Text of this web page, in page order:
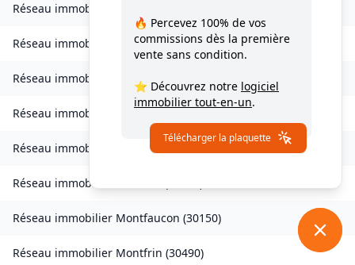
Réseau immobilier
Réseau immobilier Méjannes-le-Clap(30430)
Réseau immobilier Meyrannes
Réseau immobilier
Réseau immobilier (30340
Réseau immobilier
Réseau immobilier Montfaucon (30150)
Réseau immobilier Montfrin (30490)
🔥 Percevez 100% de vos
commissions dès la première
vente sans condition.
⭐ Découvrez notre logiciel
immobilier tout-en-un.
Télécharger la plaquette